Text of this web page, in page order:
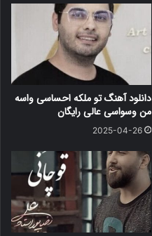
دانلود آهنگ تو ملکه احساسی واسه
من وسواسی عالی رایگان
2025-04-26